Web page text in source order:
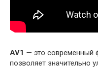
AV1 — это современный
позволяет значительно